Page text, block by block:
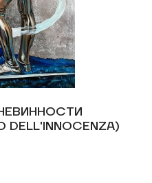
DELL'INNOCENZA)